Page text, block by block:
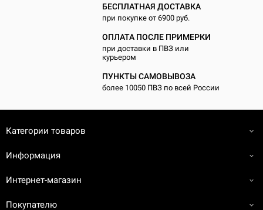
БЕСПЛАТНАЯ ДОСТАВКА
при покупке от 6900 руб.
ОПЛАТА ПОСЛЕ ПРИМЕРКИ
при доставки в ПВЗ или
курьером
ПУНКТЫ САМОВЫВОЗА
более 10050 ПВЗ по всей России
Категории товаров
Информация
Интернет-магазин
Покупателю